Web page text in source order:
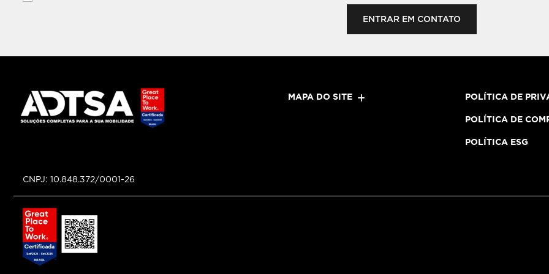
Peugeot Pigalle Piedade Jaboatão
Citroën Pigalle Afogados Recife
Novo Mundo Caminhões Jaboatão
Novo Mundo Caminhões Arapiraca
Novo Mundo Maceió
ENTRAR EM CONTATO
MAPA DO SITE POLÍTICA DE
POLÍTICA DE
POLÍTICA ESG
CNPJ: 10.848.372/0001-26